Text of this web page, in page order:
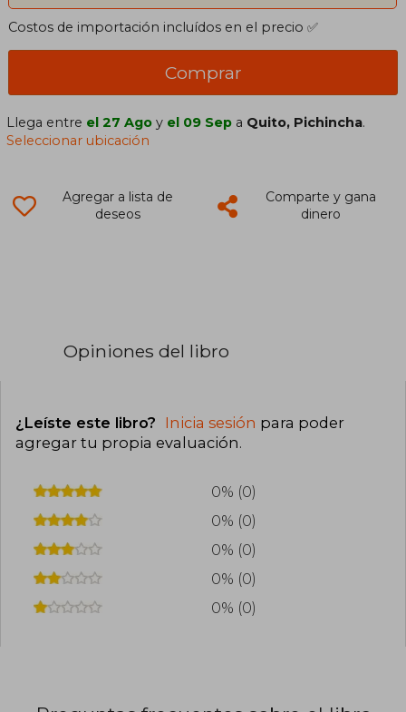
Costos de importación incluídos en el precio ✅
Comprar
Llega entre el 27 Ago y el 09 Sep a Quito, Pichincha.
Seleccionar ubicación
Agregar a lista de
deseos
Comparte y gana
dinero
Opiniones del libro
¿Leíste este libro? Inicia sesión para poder
agregar tu propia evaluación.
0% (0)
0% (0)
0% (0)
0% (0)
0% (0)